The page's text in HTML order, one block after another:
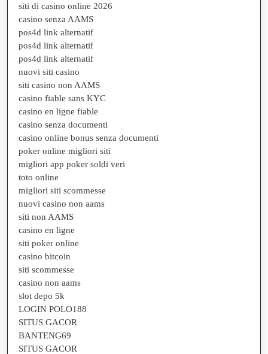
siti di casino online 2026
casino senza AAMS
pos4d link alternatif
pos4d link alternatif
pos4d link alternatif
nuovi siti casino
siti casino non AAMS
casino fiable sans KYC
casino en ligne fiable
casino senza documenti
casino online bonus senza documenti
poker online migliori siti
migliori app poker soldi veri
toto online
migliori siti scommesse
nuovi casino non aams
siti non AAMS
casino en ligne
siti poker online
casino bitcoin
siti scommesse
casino non aams
slot depo 5k
LOGIN POLO188
SITUS GACOR
BANTENG69
SITUS GACOR